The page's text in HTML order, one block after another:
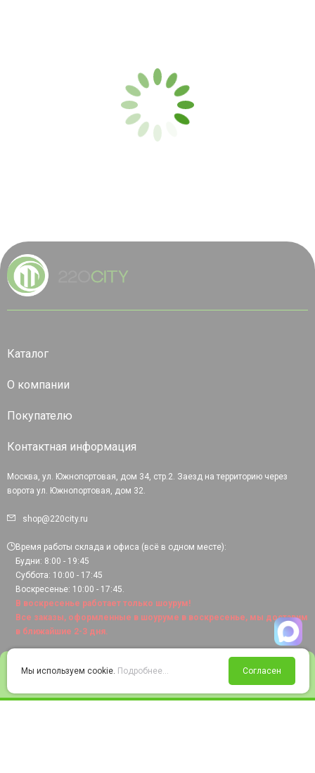
Войти Избранное Корзина
Каталог
О компании
Покупателю
Контактная информация
Москва, ул. Южнопортовая, дом 34, стр.2. Заезд на территорию через
ворота ул. Южнопортовая, дом 32.
shop@220city.ru
Время работы склада и офиса (всё в одном месте):
Будни: 8:00 - 19:45
Суббота: 10:00 - 17:45
Воскресенье: 10:00 - 17:45.
В воскресенье работает только шоурум!
Все заказы, оформленные в шоуруме в воскресенье, мы доставим
в ближайшие 2-3 дня.
Мы используем cookie. Подробнее... Согласен